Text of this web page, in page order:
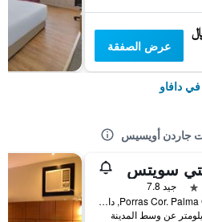
عرض الصفقة
دافاو
جاردن أويسيس
سويتس
جيد 7.8
Porras Cor. Palma Gil St, دافاو, الفلبين